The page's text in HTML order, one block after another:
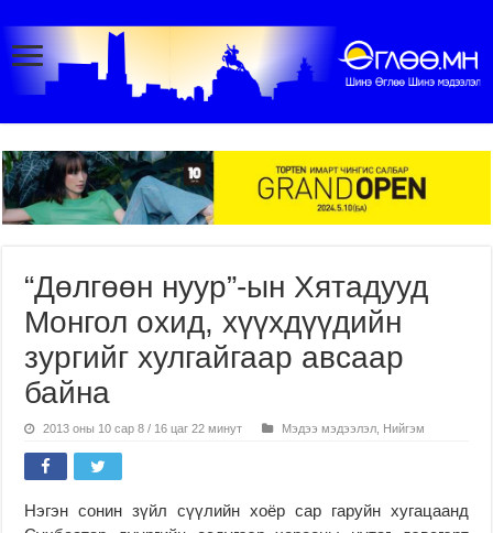
“Дөлгөөн нуур”-ын Хятадууд
Монгол охид, хүүхдүүдийн
зургийг хулгайгаар авсаар
байна
2013 оны 10 сар 8 / 16 цаг 22 минут Мэдээ мэдээлэл Нийгэм
Нэгэн сонин зүйл сүүлийн хоёр сар гаруйн хугацаанд